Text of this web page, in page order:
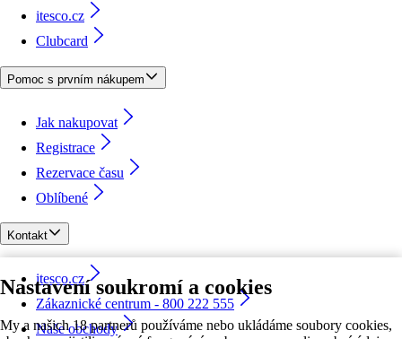
Nastavení soukromí a cookies
My a našich 18 partnerů používáme nebo ukládáme soubory cookies,
itesco.cz
Clubcard
Pomoc s prvním nákupem
Jak nakupovat
Registrace
Rezervace času
Oblíbené
Kontakt
itesco.cz
Zákaznické centrum - 800 222 555
Naše obchody